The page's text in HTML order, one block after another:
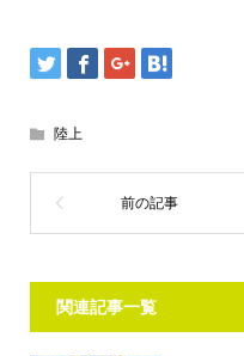
陸上
関連記事一覧